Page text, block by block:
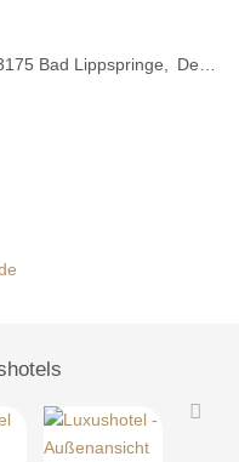
Bad Lippspringe
Deutschland